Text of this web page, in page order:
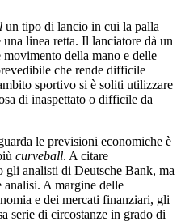
un tipo di lancio in cui la palla
linea retta. Il lanciatore dà un
della mano e delle
che rende difficile
sportivo si è soliti utilizzare
di inaspettato o difficile da
le previsioni economiche è
curveball. A citare
gli analisti di Deutsche Bank, ma
analisi. A margine delle
e dei mercati finanziari, gli
serie di circostanze in grado di